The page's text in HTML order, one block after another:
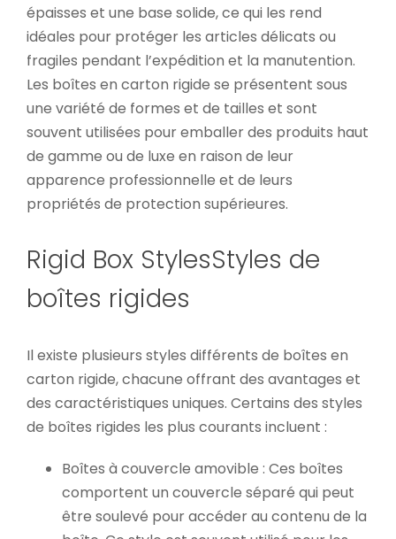
épaisses et une base solide, ce qui les rend
idéales pour protéger les articles délicats ou
fragiles pendant l’expédition et la manutention.
Les boîtes en carton rigide se présentent sous
une variété de formes et de tailles et sont
souvent utilisées pour emballer des produits haut
de gamme ou de luxe en raison de leur
apparence professionnelle et de leurs
propriétés de protection supérieures.
Rigid Box StylesStyles de
boîtes rigides
Il existe plusieurs styles différents de boîtes en
carton rigide, chacune offrant des avantages et
des caractéristiques uniques. Certains des styles
de boîtes rigides les plus courants incluent :
Boîtes à couvercle amovible : Ces boîtes
comportent un couvercle séparé qui peut
être soulevé pour accéder au contenu de la